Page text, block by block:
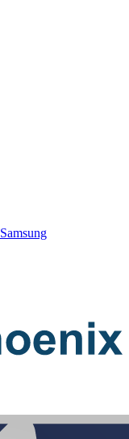
Samsung